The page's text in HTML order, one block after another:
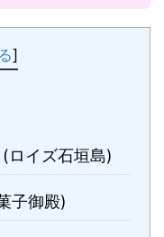
]
イズ石垣島)
子御殿)